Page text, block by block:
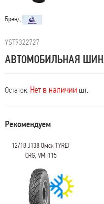
Бренд
YST9322727
АВТОМОБИЛЬНАЯ
Остаток: Нет в наличии шт.
Рекомендуем
12/18 J138 Омск TYREX
CRG, VM-115